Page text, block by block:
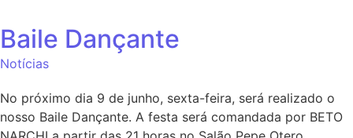
Baile Dançante
Notícias
No próximo dia 9 de junho, sexta-feira, será realizado o
nosso Baile Dançante. A festa será comandada por BETO